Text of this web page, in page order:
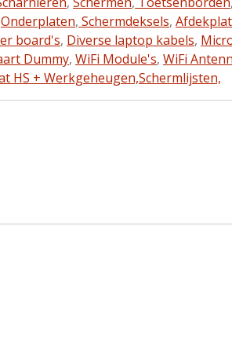
Onderplaten, Schermdeksels,
board's, Diverse laptop kabels,
Dummy, WiFi Module's, WiFi
HS + Werkgeheugen,Schermlijsten,